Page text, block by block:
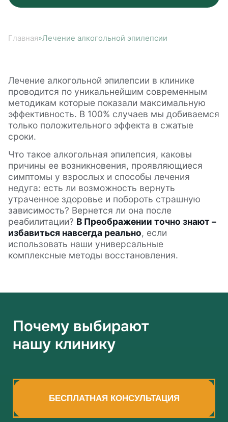
Главная»Лечение алкогольной эпилепсии
Лечение алкогольной эпилепсии в клинике
проводится по уникальнейшим современным
методикам которые показали максимальную
эффективность. В 100% случаев мы добиваемся
только положительного эффекта в сжатые
сроки.
Что такое алкогольная эпилепсия, каковы
причины ее возникновения, проявляющиеся
симптомы у взрослых и способы лечения
недуга: есть ли возможность вернуть
утраченное здоровье и побороть страшную
зависимость? Вернется ли она после
реабилитации? В Преображении точно знают –
избавиться навсегда реально, если
использовать наши универсальные
комплексные методы восстановления.
Почему выбирают
нашу клинику
БЕСПЛАТНАЯ КОНСУЛЬТАЦИЯ